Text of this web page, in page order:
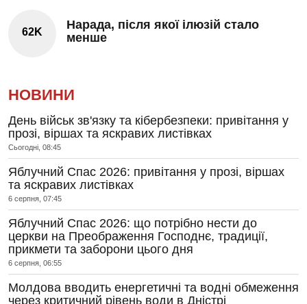
62K
Нарада, після якої ілюзій стало
менше
НОВИНИ
День військ зв'язку та кібербезпеки: привітання у
прозі, віршах та яскравих листівках
Сьогодні, 08:45
Яблучний Спас 2026: привітання у прозі, віршах
та яскравих листівках
6 серпня, 07:45
Яблучний Спас 2026: що потрібно нести до
церкви на Преображення Господнє, традиції,
прикмети та заборони цього дня
6 серпня, 06:55
Молдова вводить енергетичні та водні обмеження
через критичний рівень води в Дністрі